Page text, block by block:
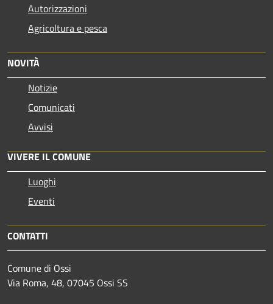
Autorizzazioni
Agricoltura e pesca
NOVITÀ
Notizie
Comunicati
Avvisi
VIVERE IL COMUNE
Luoghi
Eventi
CONTATTI
Comune di Ossi
Via Roma, 48, 07045 Ossi SS